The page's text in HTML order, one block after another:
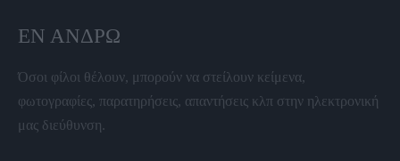
ΕΝ ΆΝΔΡΩ
Όσοι φίλοι θέλουν, μπορούν να στείλουν κείμενα,
φωτογραφίες, παρατηρήσεις, απαντήσεις κλπ στην ηλεκτρονική
μας διεύθυνση.